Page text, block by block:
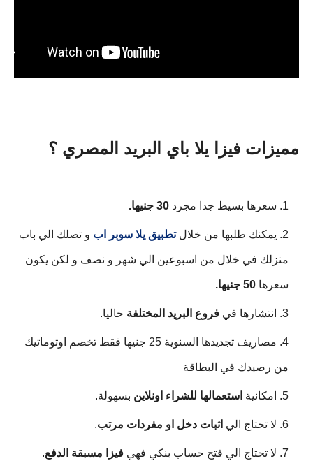
مميزات فيزا يلا باي البريد المصري ؟
سعرها بسيط جدا مجرد 30 جنيها.
يمكنك طلبها من خلال تطبيق يلا سوبر اب
سعرها 50 جنيها.
انتشارها في فروع البريد المختلفة حاليا.
مصاريف تجديدها السنوية 25 جنيها فقط تخصم اوتوماتيك
من رصيدك في البطاقة
امكانية استعمالها للشراء اونلاين بسهولة.
لا تحتاج الي اثبات دخل او مفردات مرتب.
لا تحتاج الي فتح حساب بنكي فهي فيزا مسبقة الدفع.